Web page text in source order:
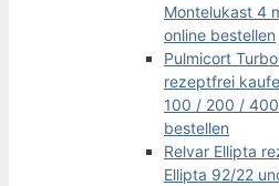
Montelukast 4
online bestellen
Pulmicort
rezeptfrei
100 / 200 /
bestellen
Relvar Ellipta
Ellipta 92/22